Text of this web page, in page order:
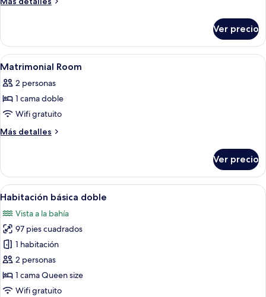
Twin
Room
Double
Or
Twin
Ver precio
Abrir
todas
las
fotos
de
Matrimonial
Wifi gratis, decoración personalizada
1
Matrimonial Room
2 personas
1 cama doble
Wifi gratuito
Más detalles
Más
Room
Ver precio
Abrir
todas
las
fotos
de
Habitación
básica
doble
Una habitación de hotel con cama,
31
Habitación básica doble
Vista a la bahía
97 pies cuadrados
1 habitación
2 personas
1 cama Queen size
Wifi gratuito